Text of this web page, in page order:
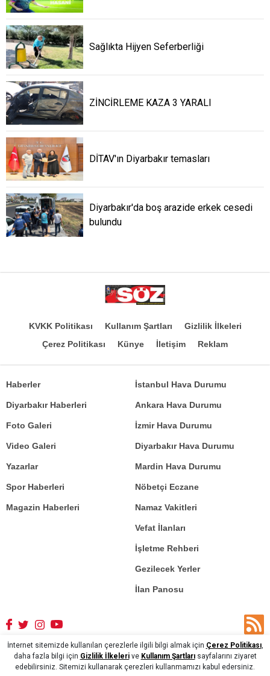
Sağlıkta Hijyen Seferberliği
ZİNCİRLEME KAZA 3 YARALI
DİTAV'ın Diyarbakır temasları
Diyarbakır'da boş arazide erkek cesedi
bulundu
KVKK Politikası Kullanım Şartları
Gizlilik İlkeleri
Çerez Politikası
Künye İletişim Reklam
Haberler
Diyarbakır Haberleri
Foto Galeri
Video Galeri
Yazarlar
İstanbul Hava Durumu
Ankara Hava Durumu
İzmir Hava Durumu
Diyarbakır Hava Durumu
Mardin Hava Durumu
Spor Haberleri
Magazin Haberleri
Nöbetçi Eczane
Namaz Vakitleri
Vefat İlanları
İşletme Rehberi
Gezilecek Yerler
İlan Panosu
Yasal Uyarı: İzinsiz, kaynak gösterilmeden kullanılması kesinlikle yasaktır.
İnternet sitemizde kullanılan çerezlerle ilgili bilgi almak için Çerez Politikası,
daha fazla bilgi için Gizlilik İlkelerive Kullanım Şartlarısayfalarını ziyaret
edebilirsiniz. Sitemizi kullanarak çerezleri kullanmamızı kabul edersiniz.